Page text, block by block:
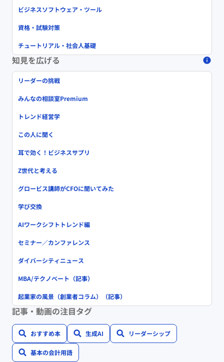
ビジネスソフトウェア・ツール
資格・試験対策
チュートリアル・社会人基礎
知見を広げる
リーダーの挑戦
みんなの相談室Premium
トレンド経営学
この人に聞く
耳で効く！ビジネスサプリ
Z世代と考える
グロービス講師がCFOに聞いてみた
学び交換
AIワークシフトトレンド編
セミナー／カンファレンス
ダイバーシティニュース
MBA/テクノベート（記事）
起業家の風景（創業者コラム）（記事）
記事・動画の注目タグ
おすすめ本 生成AI リーダーシップ
基本の会計用語